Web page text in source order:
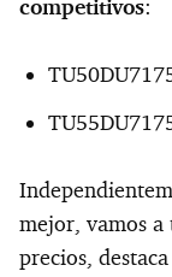
competitivos:
mejor, vamos a
precios,